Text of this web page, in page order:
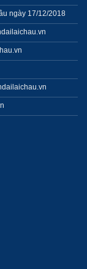
ngày 17/12/2018